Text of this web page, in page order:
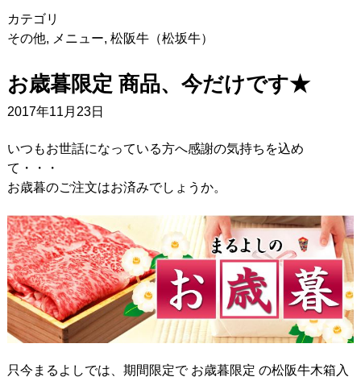
カテゴリ
その他, メニュー, 松阪牛（松坂牛）
お歳暮限定 商品、今だけです★
2017年11月23日
いつもお世話になっている方へ感謝の気持ちを込め
て・・・
お歳暮のご注文はお済みでしょうか。
只今まるよしでは、期間限定で お歳暮限定 の松阪牛木箱入